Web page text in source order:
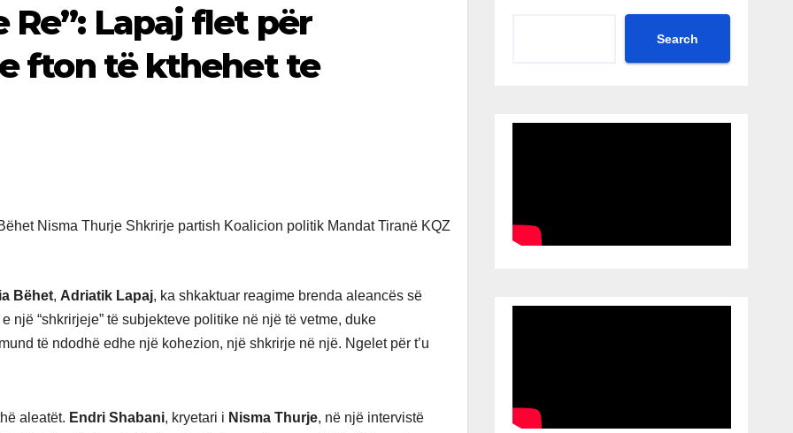
Re”: Lapaj flet për
fton të kthehet te
Bëhet, Adriatik Lapaj, ka shkaktuar reagime brenda aleancës së
një “shkrirjeje” të subjekteve politike në një të vetme, duke
të ndodhë edhe një kohezion, një shkrirje në një. Ngelet për t’u
aleatët. Endri Shabani, kryetari i Nisma Thurje, në një intervistë
Search